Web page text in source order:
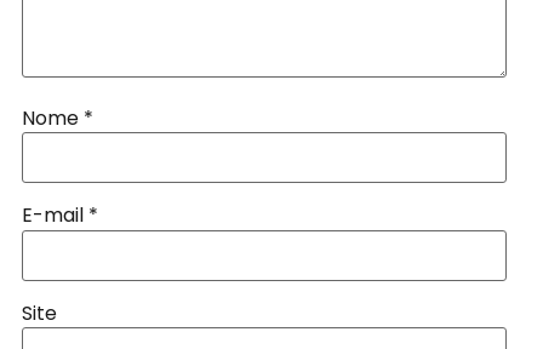
Nome *
E-mail *
Site